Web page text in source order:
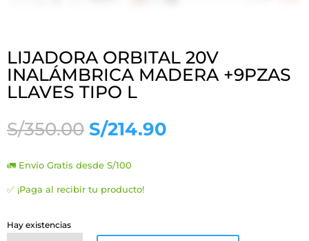
LIJADORA ORBITAL 20V
INALÁMBRICA MADERA +9PZAS
LLAVES TIPO L
S/350.00 El
precio
original
era:
S/350.00.
S/214.90
🚛 Envío Gratis desde S/100
✅ ¡Paga al recibir tu producto!
Hay existencias